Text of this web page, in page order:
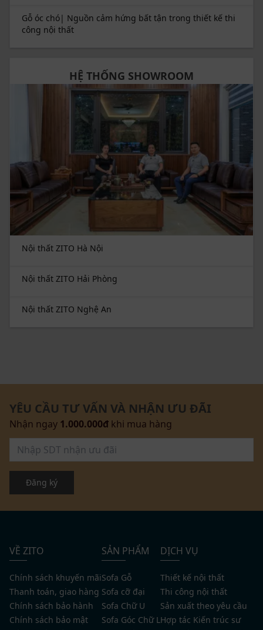
Gỗ óc chó| Nguồn cảm hứng bất tận trong thiết kế thi
công nội thất
HỆ THỐNG SHOWROOM
Nội thất ZITO Hà Nội
Nội thất ZITO Hải Phòng
Nội thất ZITO Nghệ An
YÊU CẦU TƯ VẤN VÀ NHẬN ƯU ĐÃI
Nhận ngay 1.000.000đ khi mua hàng
Đăng ký
VỀ ZITO
Chính sách khuyến mãi
Thanh toán, giao hàng
Chính sách bảo hành
Chính sách bảo mật
SẢN PHẨM
Sofa Gỗ
Sofa cỡ đại
Sofa Chữ U
Sofa Góc Chữ L
DỊCH VỤ
Thiết kế nội thất
Thi công nội thất
Sản xuất theo yêu cầu
Hợp tác Kiến trúc sư